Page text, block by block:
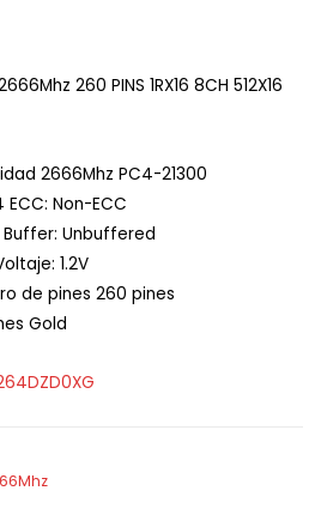
260 PINS 1RX16 8CH 512X16
2666Mhz PC4-21300
Non-ECC
Buffer: Unbuffered
1.2V
de pines 260 pines
Gold